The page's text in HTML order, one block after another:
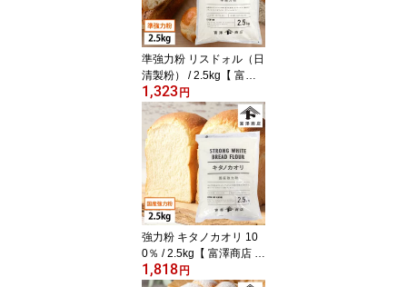
準強力粉 リスドォル（日
清製粉） / 2.5kg【 富澤
商店 公式 】
1,323 円
強力粉 キタノカオリ 10
0％ / 2.5kg【 富澤商店 公
式 】
1,818 円